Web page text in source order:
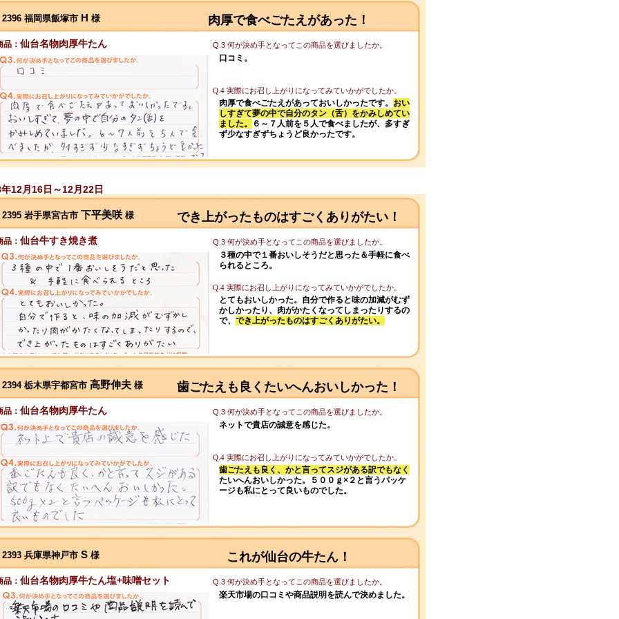
2396 福岡県飯塚市 H 様 肉厚で食べごたえがあった！
品： 仙台名物肉厚牛たん Q.3 何が決め手となってこの商品を選びましたか。
口コミ。
Q.4 実際にお召し上がりになってみていかがでしたか。
肉厚で食べごたえがあっておいしかったです。 おい
しすぎて夢の中で自分のタン（舌）をかみしめてい
ました。
６～７人前を５人で食べましたが、多すぎ
ず少なすぎずちょうど良かったです。
12月16日～12月22日
2395 岩手県宮古市 下平美咲 様 でき上がったものはすごくありがたい！
品： 仙台牛すき焼き煮 Q.3 何が決め手となってこの商品を選びましたか。
３種の中で１番おいしそうだと思った＆手軽に食べ
られるところ。
Q.4 実際にお召し上がりになってみていかがでしたか。
とてもおいしかった。自分で作ると味の加減がむず
かしかったり、肉がかたくなってしまったりするの
で、 でき上がったものはすごくありがたい。
2394 栃木県宇都宮市 高野伸夫 様 歯ごたえも良くたいへんおいしかった！
品： 仙台名物肉厚牛たん Q.3 何が決め手となってこの商品を選びましたか。
ネットで貴店の誠意を感じた。
Q.4 実際にお召し上がりになってみていかがでしたか。
歯ごたえも良く、かと言ってスジがある訳でもなく
たいへんおいしかった。５００ｇ×２と言うパッケ
ージも私にとって良いものでした。
2393 兵庫県神戸市 S 様 これが仙台の牛たん！
品： 仙台名物肉厚牛たん塩+味噌セット Q.3 何が決め手となってこの商品を選びましたか。
楽天市場の口コミや商品説明を読んで決めました。